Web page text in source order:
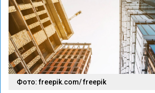
Фото: freepik.com/ freepik